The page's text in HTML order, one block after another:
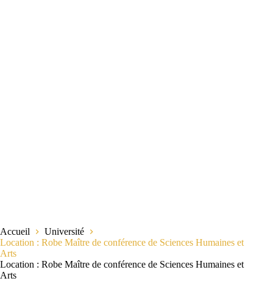
Accueil
Université
Location : Robe Maître de conférence de Sciences Humaines et
Arts
Location : Robe Maître de conférence de Sciences Humaines et
Arts